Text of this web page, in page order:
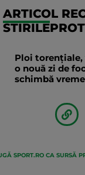
ARTICOL
Ploi
o nouă zi de
schimbă
SPORT.RO CA SURSĂ